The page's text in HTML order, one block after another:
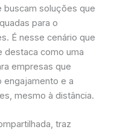
soluções que
para o
É nesse cenário que
destaca como uma
empresas que
engajamento e a
mesmo à distância.
traz